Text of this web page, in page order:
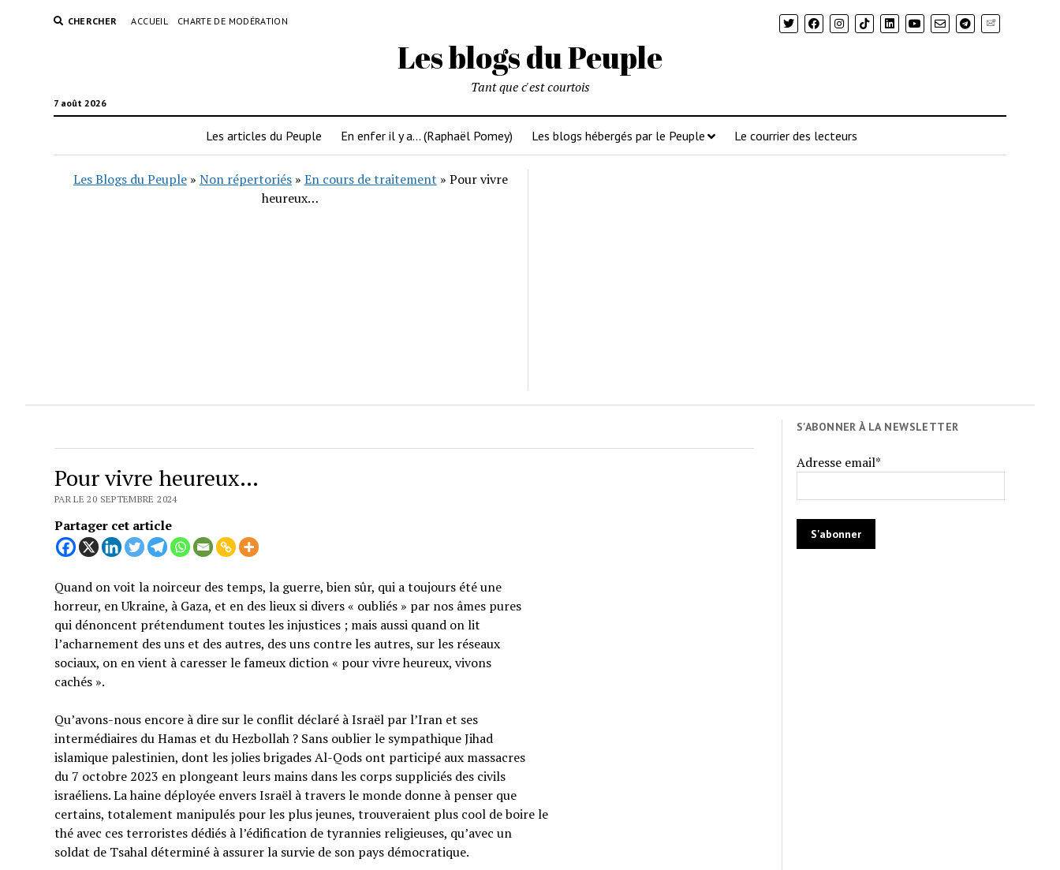
CHERCHER ACCUEIL CHARTE DE MODÉRATION Newsletter
Les blogs du Peuple
7 août 2026
Tant que c'est courtois
Les articles du Peuple En enfer il y a… (Raphaël Pomey) Les blogs hébergés par le Peuple Le courrier des lecteurs
Les Blogs du Peuple» Non répertoriés» En cours de traitement » Pour vivre
heureux…
Pour vivre heureux…
PAR LE 20 SEPTEMBRE 2024
Partager cet article
Quand on voit la noirceur des temps, la guerre, bien sûr, qui a toujours été une
horreur, en Ukraine, à Gaza, et en des lieux si divers « oubliés » par nos âmes pures
qui dénoncent prétendument toutes les injustices ; mais aussi quand on lit
l’acharnement des uns et des autres, des uns contre les autres, sur les réseaux
sociaux, on en vient à caresser le fameux diction « pour vivre heureux, vivons
cachés ».
Qu’avons-nous encore à dire sur le conflit déclaré à Israël par l’Iran et ses
intermédiaires du Hamas et du Hezbollah ? Sans oublier le sympathique Jihad
islamique palestinien, dont les jolies brigades Al-Qods ont participé aux massacres
du 7 octobre 2023 en plongeant leurs mains dans les corps suppliciés des civils
israéliens. La haine déployée envers Israël à travers le monde donne à penser que
certains, totalement manipulés pour les plus jeunes, trouveraient plus cool de boire le
thé avec ces terroristes dédiés à l’édification de tyrannies religieuses, qu’avec un
soldat de Tsahal déterminé à assurer la survie de son pays démocratique.
S'ABONNER À LA NEWSLETTER
Adresse email*